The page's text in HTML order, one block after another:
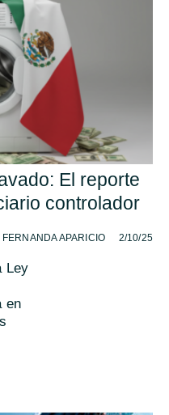
El reporte
controlador
FERNANDA APARICIO 2/10/25
Ley
en